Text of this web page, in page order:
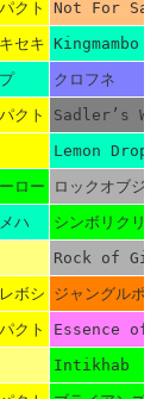
クト
Not For
セキ Kingmambo
クロフネ
クト
Sadler’s
Lemon Drop
ロー
ロックオブジ
ハ
シンボリクリ
Rock of
ボシ
ジャングルポ
クト
Essence of
Intikhab